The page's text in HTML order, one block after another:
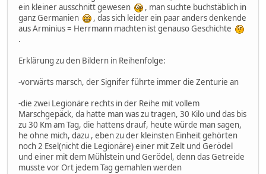
ein kleiner ausschnitt gewesen
, man suchte buchstäblich in
ganz Germanien
, das sich leider ein paar anders denkende
aus Arminius = Herrmann machten ist genauso Geschichte
.
Erklärung zu den Bildern in Reihenfolge:
-vorwärts marsch, der Signifer führte immer die Zenturie an
-die zwei Legionäre rechts in der Reihe mit vollem
Marschgepäck, da hatte man was zu tragen, 30 Kilo und das bis
zu 30 Km am Tag, die hattens drauf, heute würde man sagen,
he ohne mich, dazu , eben zu der kleinsten Einheit gehörten
noch 2 Esel(nicht die Legionäre) einer mit Zelt und Gerödel
und einer mit dem Mühlstein und Gerödel, denn das Getreide
musste vor Ort jedem Tag gemahlen werden